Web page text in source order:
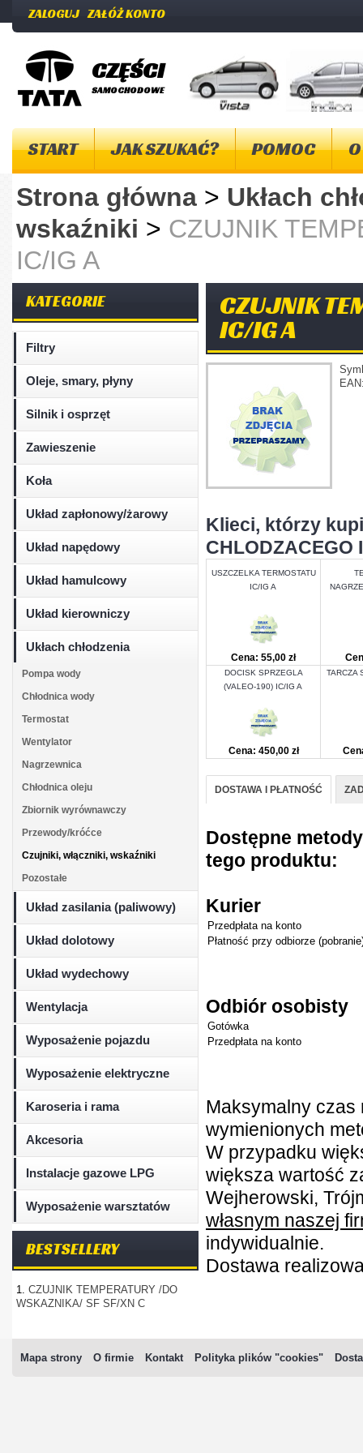
ZALOGUJ ZAŁÓŻ KONTO
CZĘŚCI
SAMOCHODOWE
START JAK SZUKAĆ? POMOC
Strona główna > Ukłach
wskaźniki > CZUJNIK
IC/IG A
KATEGORIE
Filtry
Oleje, smary, płyny
Silnik i osprzęt
Zawieszenie
Koła
Układ zapłonowy/żarowy
Układ napędowy
Układ hamulcowy
Układ kierowniczy
Ukłach chłodzenia
Pompa wody
Chłodnica wody
Termostat
Wentylator
Nagrzewnica
Chłodnica oleju
Zbiornik wyrównawczy
Przewody/króćce
Czujniki, włączniki, wskaźniki
Pozostałe
Układ zasilania (paliwowy)
Układ dolotowy
Układ wydechowy
Wentylacja
Wyposażenie pojazdu
Wyposażenie elektryczne
Karoseria i rama
Akcesoria
Instalacje gazowe LPG
Wyposażenie warsztatów
BESTSELLERY
1. CZUJNIK TEMPERATURY /DO
WSKAZNIKA/ SF SF/XN C
CZUJNIK
IC/IG A
Klieci, którzy
USZCZELKA TERMOSTATU
IC/IG A
Cena: 55,00 zł
DOCISK SPRZEGLA
(VALEO-190) IC/IG A
TARCZA
Cena: 450,00 zł
DOSTAWA I PŁATNOŚĆ
Dostępne
tego produktu:
Kurier
Przedpłata na konto
Płatność przy odbiorze
Odbiór osobisty
Gotówka
Przedpłata na konto
Maksymalny czas
wymienionych
W przypadku
większa wartość
Wejherowski,
własnym naszej
indywidualnie.
Dostawa
Mapa strony O firmie Kontakt Polityka plików "cookies"